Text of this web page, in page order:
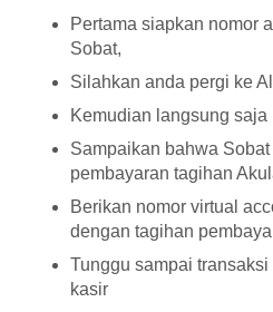
Pertama siapkan nomor
Sobat,
Silahkan anda pergi ke
Kemudian langsung
Sampaikan bahwa
pembayaran tagihan
Berikan nomor virtual
dengan tagihan
Tunggu sampai
kasir